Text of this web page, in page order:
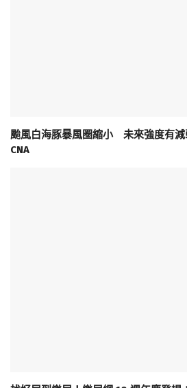
颱風白海豚暴風圈縮小 未來強度有
CNA